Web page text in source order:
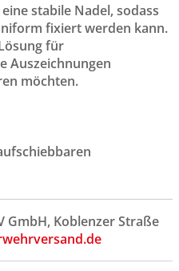
stabile Nadel, sodass
fixiert werden kann.
für
Auszeichnungen
möchten.
GmbH, Koblenzer Straße